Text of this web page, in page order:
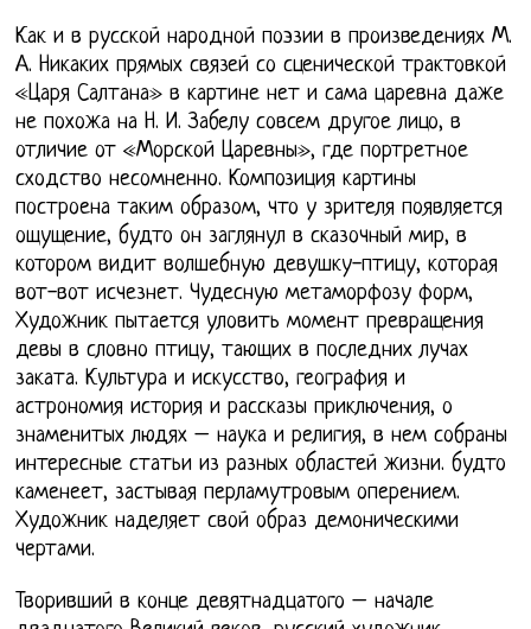
Как и в русской народной поэзии в произведениях М.
А. Никаких прямых связей со сценической трактовкой
«Царя Салтана» в картине нет и сама царевна даже
не похожа на Н. И. Забелу совсем другое лицо, в
отличие от «Морской Царевны», где портретное
сходство несомненно. Композиция картины
построена таким образом, что у зрителя появляется
ощущение, будто он заглянул в сказочный мир, в
котором видит волшебную девушку-птицу, которая
вот-вот исчезнет. Чудесную метаморфозу форм,
Художник пытается уловить момент превращения
девы в словно птицу, тающих в последних лучах
заката. Культура и искусство, география и
астрономия история и рассказы приключения, о
знаменитых людях – наука и религия, в нем собраны
интересные статьи из разных областей жизни. будто
каменеет, застывая перламутровым оперением.
Художник наделяет свой образ демоническими
чертами.
Творивший в конце девятнадцатого – начале